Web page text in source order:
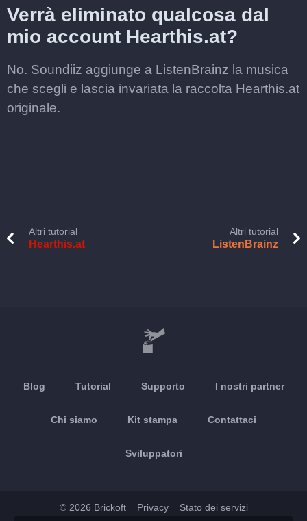
Verrà eliminato qualcosa dal
mio account Hearthis.at?
No. Soundiiz aggiunge a ListenBrainz la musica
che scegli e lascia invariata la raccolta Hearthis.at
originale.
Altri tutorial
Hearthis.at
Altri tutorial
ListenBrainz
Blog Tutorial Supporto I nostri partner
Chi siamo Kit stampa Contattaci
Sviluppatori
© 2026 Brickoft Privacy Stato dei servizi